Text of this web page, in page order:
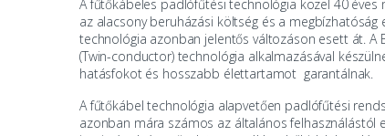
Afűtőkábeles padlófűtési technológia közel 40 éves
az alacsony beruházási költség és a
technológia azonban jelentős változáson esett át. A
(Twin-conductor) technológia alkalmazásával
hatásfokot és hosszabb élettartamot garantálnak.
Afűtőkábel technológia alapvetően padlófűtési
azonban mára számos az általános felhasználástól